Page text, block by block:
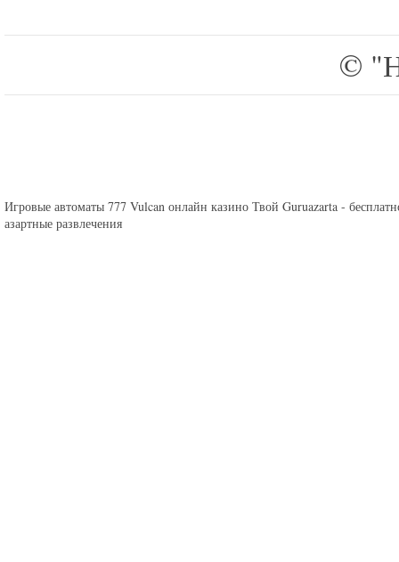
©
Игровые автоматы 777 Vulcan онлайн казино Твой Guruazarta -
азартные развлечения